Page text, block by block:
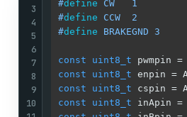
3
4
5
6
7
8
9
10
#define
#define
#define
const uint8_t pwmpin =
const
uint8_t enpin
const
uint8_t cspin
const
uint8_t inApin